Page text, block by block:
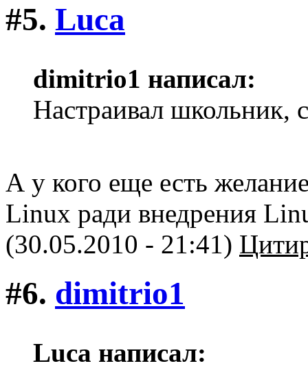
#5. Luca
dimitriо1 написал:
Настраивал школьник,
А у кого еще есть
Linux ради внедрения
(30.05.2010 - 21:41)
#6. dimitriо1
Luca написал: